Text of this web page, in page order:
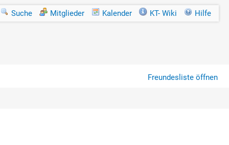
Suche Mitglieder Kalender KT- Wiki Hilfe
Freundesliste öffnen